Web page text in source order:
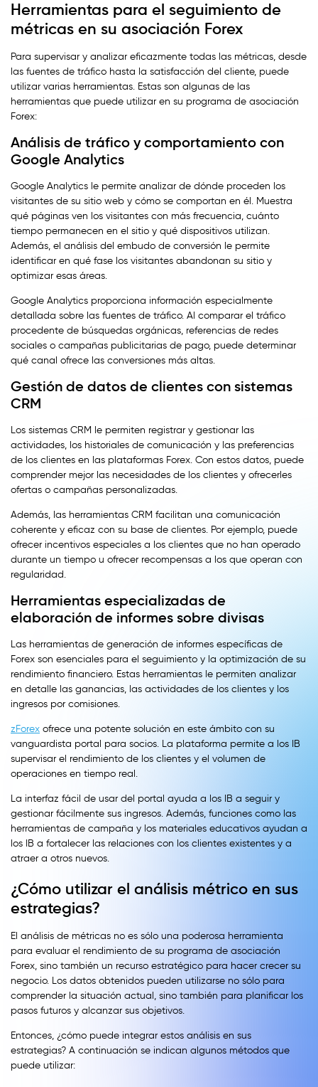
Herramientas para el seguimiento de
métricas en su asociación Forex
Para supervisar y analizar eficazmente todas las métricas, desde
las fuentes de tráfico hasta la satisfacción del cliente, puede
utilizar varias herramientas. Estas son algunas de las
herramientas que puede utilizar en su programa de asociación
Forex:
Análisis de tráfico y comportamiento con
Google Analytics
Google Analytics le permite analizar de dónde proceden los
visitantes de su sitio web y cómo se comportan en él. Muestra
qué páginas ven los visitantes con más frecuencia, cuánto
tiempo permanecen en el sitio y qué dispositivos utilizan.
Además, el análisis del embudo de conversión le permite
identificar en qué fase los visitantes abandonan su sitio y
optimizar esas áreas.
Google Analytics proporciona información especialmente
detallada sobre las fuentes de tráfico. Al comparar el tráfico
procedente de búsquedas orgánicas, referencias de redes
sociales o campañas publicitarias de pago, puede determinar
qué canal ofrece las conversiones más altas.
Gestión de datos de clientes con sistemas
CRM
Los sistemas CRM le permiten registrar y gestionar las
actividades, los historiales de comunicación y las preferencias
de los clientes en las plataformas Forex. Con estos datos, puede
comprender mejor las necesidades de los clientes y ofrecerles
ofertas o campañas personalizadas.
Además, las herramientas CRM facilitan una comunicación
coherente y eficaz con su base de clientes. Por ejemplo, puede
ofrecer incentivos especiales a los clientes que no han operado
durante un tiempo u ofrecer recompensas a los que operan con
regularidad.
Herramientas especializadas de
elaboración de informes sobre divisas
Las herramientas de generación de informes específicas de
Forex son esenciales para el seguimiento y la optimización de su
rendimiento financiero. Estas herramientas le permiten analizar
en detalle las ganancias, las actividades de los clientes y los
ingresos por comisiones.
zForex ofrece una potente solución en este ámbito con su
vanguardista portal para socios. La plataforma permite a los IB
supervisar el rendimiento de los clientes y el volumen de
operaciones en tiempo real.
La interfaz fácil de usar del portal ayuda a los IB a seguir y
gestionar fácilmente sus ingresos. Además, funciones como las
herramientas de campaña y los materiales educativos ayudan a
los IB a fortalecer las relaciones con los clientes existentes y a
atraer a otros nuevos.
¿Cómo utilizar el análisis métrico en sus
estrategias?
El análisis de métricas no es sólo una poderosa herramienta
para evaluar el rendimiento de su programa de asociación
Forex, sino también un recurso estratégico para hacer crecer su
negocio. Los datos obtenidos pueden utilizarse no sólo para
comprender la situación actual, sino también para planificar los
pasos futuros y alcanzar sus objetivos.
Entonces, ¿cómo puede integrar estos análisis en sus
estrategias? A continuación se indican algunos métodos que
puede utilizar: